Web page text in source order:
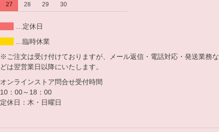
27
28 29 30
…定休日
…臨時休業
※ご注文は受け付けておりますが、メール返信・電話対応・発送業務な
どは翌営業日以降にいたします。
オンラインストア問合せ受付時間
10：00～18：00
定休日：木・日曜日